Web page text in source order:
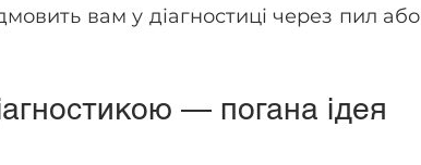
вам у діагностиці через пил або
— погана ідея